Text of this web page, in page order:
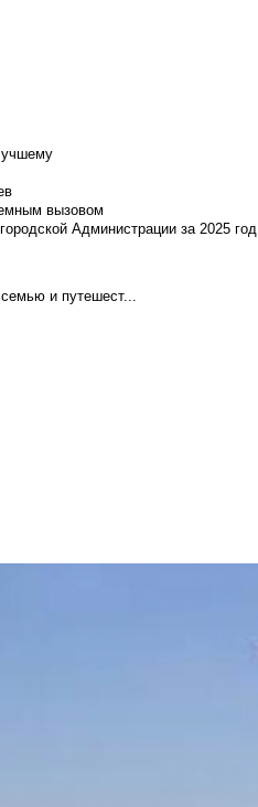
вызовом
Администрации за 2025 год
и путешест...